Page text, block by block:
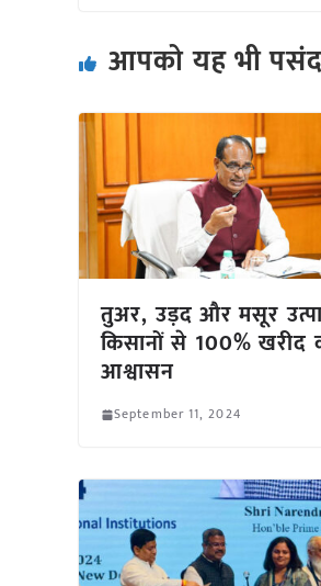
आपको यह भी
तुअर, उड़द और मसूर
किसानों से 100% खरीद
आश्वासन
September 11, 2024